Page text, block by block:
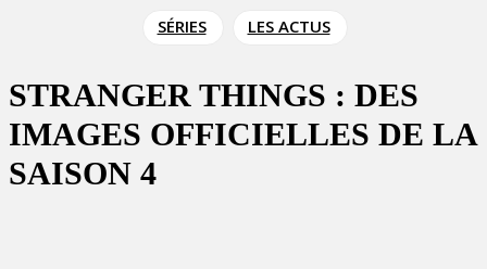
SÉRIES LES ACTUS
STRANGER THINGS : DES
IMAGES OFFICIELLES DE LA
SAISON 4